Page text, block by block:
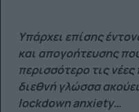
Υπάρχει επίσης
και απογοήτευσης
περισσότερο τις
διεθνή γλώσσα
lockdown anxiety…